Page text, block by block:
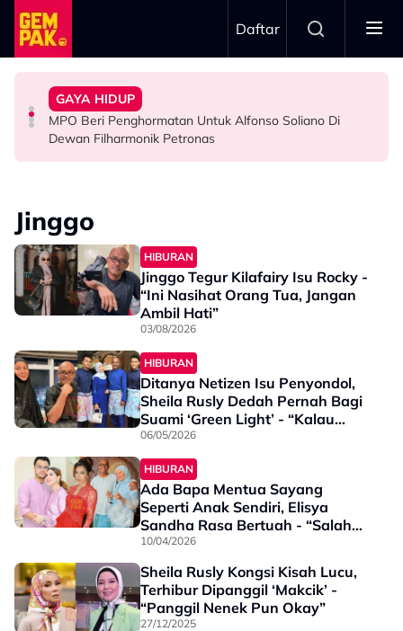
Skip to main content
Daftar
HIBURAN
Zain Saidin Syukur Kembali Shooting, Akui Lagi Suka
Bawa Watak Jahat - “Tak Semestinya Hero Saja
Menyerlah…”
GAYA HIDUP
MPO Beri Penghormatan Untuk Alfonso Soliano Di
Dewan Filharmonik Petronas
HIBURAN
“Harapnya Tahun Ini Terakhir La Untuk Saya…” - Ezzanie
Jasny
HIBURAN
Yusry Belum Terfikir Masuk GV, Rasa Tak Adil Sebab…
Jinggo
HIBURAN
Jinggo Tegur Kilafairy Isu Rocky -
“Ini Nasihat Orang Tua, Jangan
Ambil Hati”
03/08/2026
HIBURAN
Ditanya Netizen Isu Penyondol,
Sheila Rusly Dedah Pernah Bagi
Suami ‘Green Light’ - “Kalau
Jumpa Wanita Lebih Baik, Saya
Boleh Angkat Kaki Tapi…”
06/05/2026
HIBURAN
Ada Bapa Mentua Sayang
Seperti Anak Sendiri, Elisya
Sandha Rasa Bertuah - “Salah
Satu Impian Terbesar Saya…”
10/04/2026
Sheila Rusly Kongsi Kisah Lucu,
Terhibur Dipanggil ‘Makcik’ -
“Panggil Nenek Pun Okay”
27/12/2025